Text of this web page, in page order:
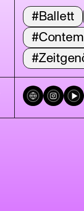
#Ballett